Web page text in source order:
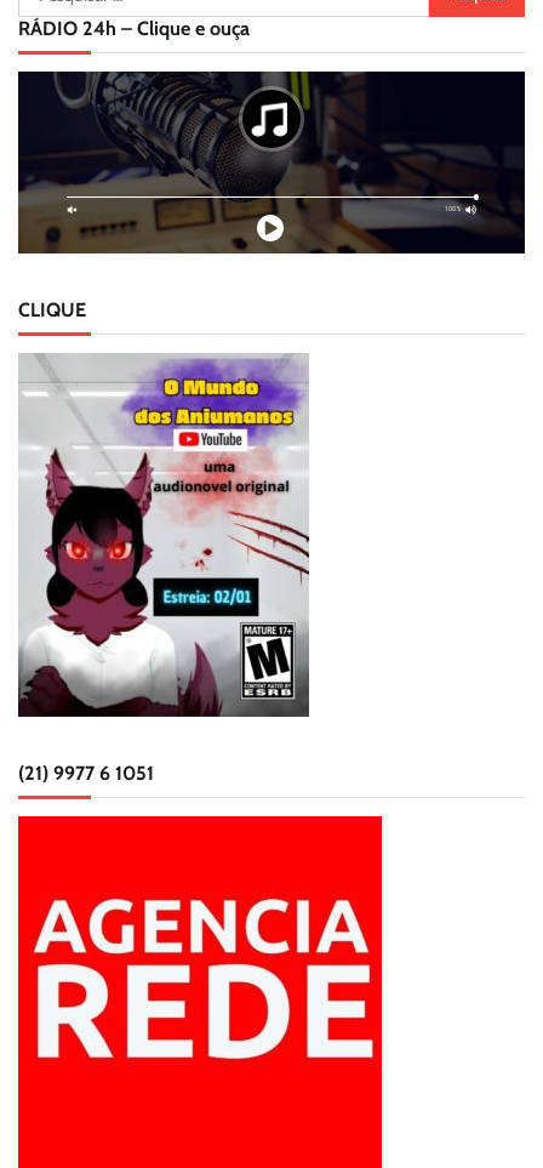
por:
RÁDIO 24h – Clique e ouça
CLIQUE
(21) 9977 6 1051